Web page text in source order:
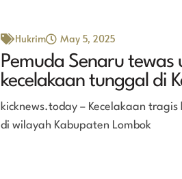
Hukrim May 5, 2025
Pemuda Senaru tewas
kecelakaan tunggal di
kicknews.today – Kecelakaan
di wilayah Kabupaten Lombok